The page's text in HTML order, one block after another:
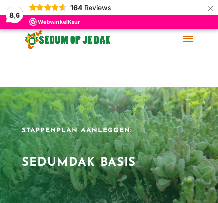
8,6
164 Reviews ×
06-11 88 62 60 info@sedumopjedak.nl
STAPPENPLAN AANLEGGEN:
SEDUMDAK BASIS